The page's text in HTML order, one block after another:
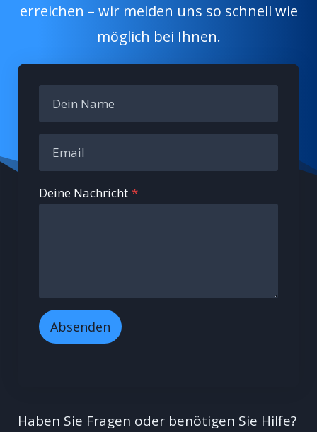
erreichen – wir melden uns so schnell wie
möglich bei Ihnen.
Deine Nachricht *
Absenden
Haben Sie Fragen oder benötigen Sie Hilfe?